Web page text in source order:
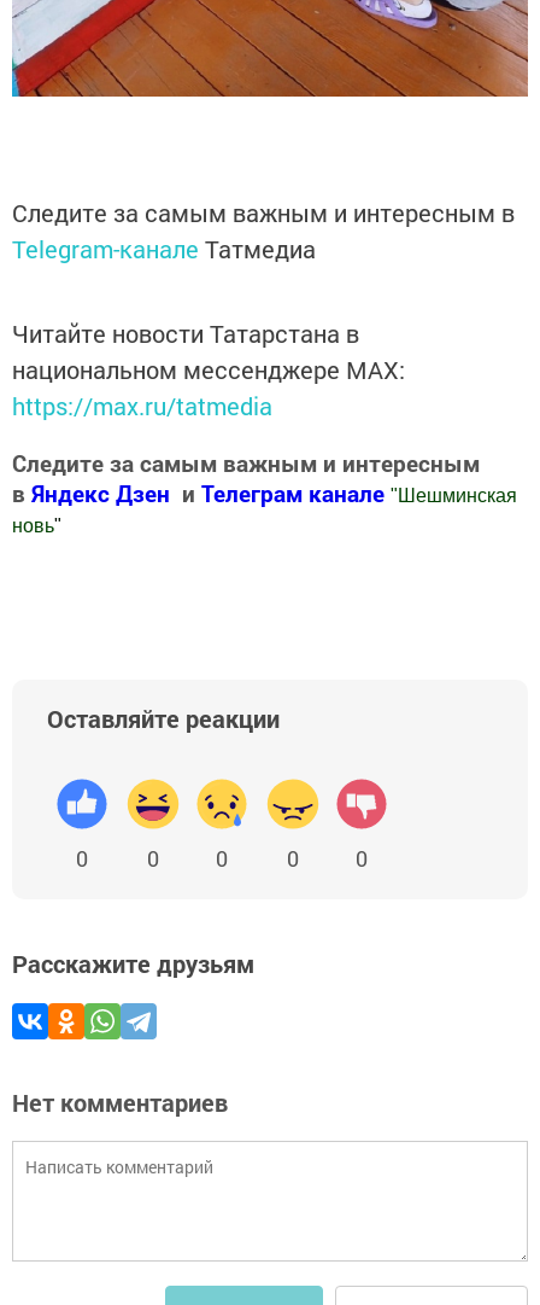
Следите за самым важным и интересным в
Telegram-канале Татмедиа
Читайте новости Татарстана в
национальном мессенджере MАХ:
https://max.ru/tatmedia
Следите за самым важным и интересным
в Яндекс Дзен и Телеграм канале " Шешминская
новь"
Оставляйте реакции
0 0 0 0 0
Расскажите друзьям
Нет комментариев